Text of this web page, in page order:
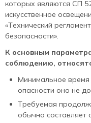
которых являются СП
искусственное
«Технический
безопасности».
К основным
соблюдению,
Минимальное
опасности оно не
Требуемая
обычно составляет